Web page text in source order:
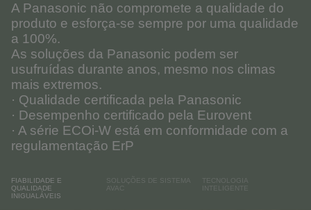
A Panasonic não compromete a qualidade do
produto e esforça-se sempre por uma qualidade
a 100%.
As soluções da Panasonic podem ser
usufruídas durante anos, mesmo nos climas
mais extremos.
· Qualidade certificada pela Panasonic
· Desempenho certificado pela Eurovent
· A série ECOi-W está em conformidade com a
regulamentação ErP
FIABILIDADE E
QUALIDADE
INIGUALÁVEIS
SOLUÇÕES DE SISTEMA
AVAC
TECNOLOGIA
INTELIGENTE